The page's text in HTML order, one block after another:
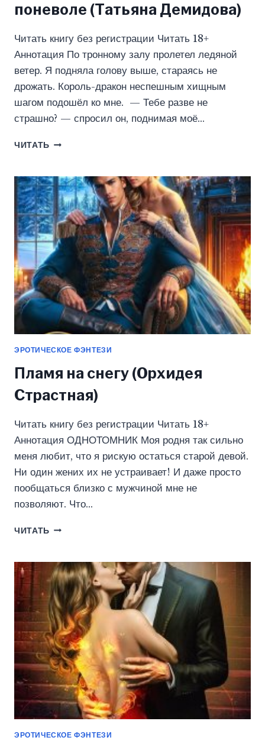
поневоле (Татьяна Демидова)
Читать книгу без регистрации Читать 18+
Аннотация По тронному залу пролетел ледяной
ветер. Я подняла голову выше, стараясь не
дрожать. Король-дракон неспешным хищным
шагом подошёл ко мне. — Тебе разве не
страшно? — спросил он, поднимая моё…
ЧИТАТЬ КОРОЛИ-
ПОНЕВОЛЕ
(ТАТЬЯНА
ДЕМИДОВА)
ЭРОТИЧЕСКОЕ ФЭНТЕЗИ
Пламя на снегу (Орхидея
Страстная)
Читать книгу без регистрации Читать 18+
Аннотация ОДНОТОМНИК Моя родня так сильно
меня любит, что я рискую остаться старой девой.
Ни один жених их не устраивает! И даже просто
пообщаться близко с мужчиной мне не
позволяют. Что…
ЧИТАТЬ ПЛАМЯ
(ОРХИДЕЯ
СТРАСТНАЯ)
ЭРОТИЧЕСКОЕ ФЭНТЕЗИ